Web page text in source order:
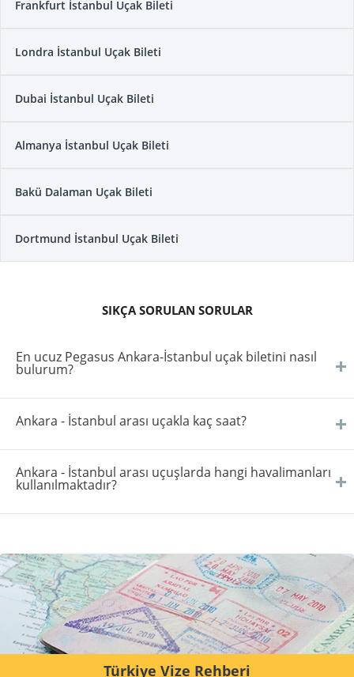
Frankfurt İstanbul Uçak Bileti
Londra İstanbul Uçak Bileti
Dubai İstanbul Uçak Bileti
Almanya İstanbul Uçak Bileti
Bakü Dalaman Uçak Bileti
Dortmund İstanbul Uçak Bileti
SIKÇA SORULAN SORULAR
En ucuz Pegasus Ankara-İstanbul uçak biletini nasıl
bulurum?
Ankara - İstanbul arası uçakla kaç saat?
Ankara - İstanbul arası uçuşlarda hangi havalimanları
kullanılmaktadır?
Türkiye Vize Rehberi